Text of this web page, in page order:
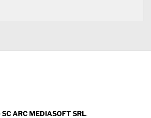
SC ARC MEDIASOFT SRL.